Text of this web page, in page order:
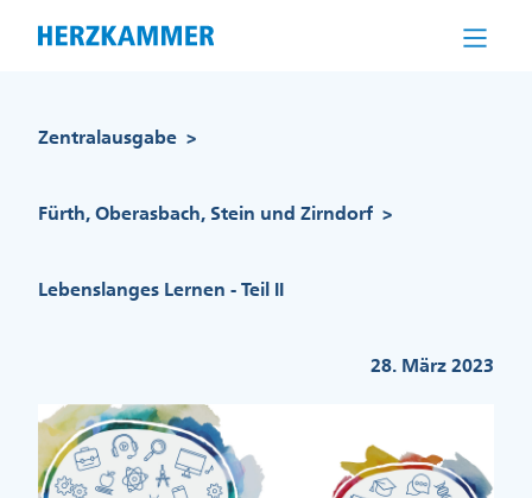
Zentralausgabe >
Fürth, Oberasbach, Stein und Zirndorf >
Lebenslanges Lernen - Teil II
28. März 2023